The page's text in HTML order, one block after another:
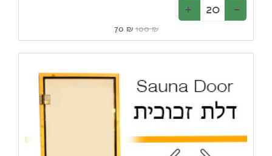
100₪
המחיר
המקורי
100 ₪.
70 ₪
המחיר
הנוכחי
70 ₪.